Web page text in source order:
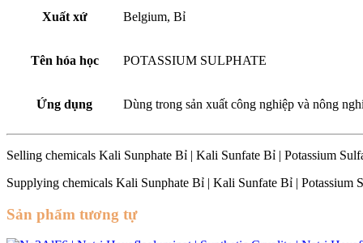
Xuất xứ Belgium, Bỉ
Tên hóa học POTASSIUM SULPHATE
Ứng dụng Dùng trong sản xuất công nghiệp và nông
Selling chemicals Kali Sunphate Bỉ | Kali Sunfate Bỉ | Potassium
Supplying chemicals Kali Sunphate Bỉ | Kali Sunfate Bỉ |
Sản phẩm tương tự